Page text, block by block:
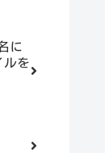
に
ルを